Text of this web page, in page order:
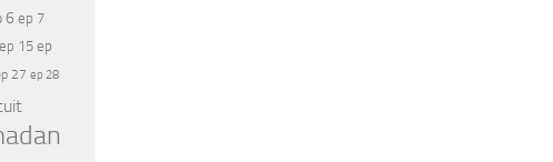
6 ep 7
ep 15 ep
27 ep 28